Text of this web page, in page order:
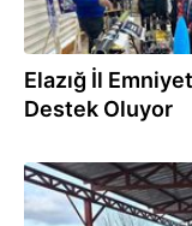
Elazığ İl
Destek Oluyor
18.01.2024